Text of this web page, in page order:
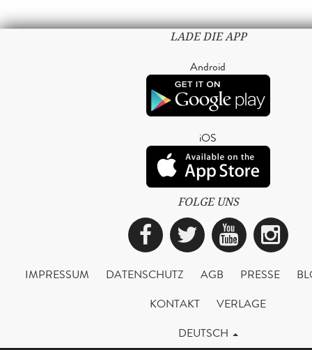
LADE DIE APP
Android
iOS
FOLGE UNS
Facebook
Twitter
IMPRESSUM DATENSCHUTZ AGB PRESSE
KONTAKT
VERLAGE
DEUTSCH